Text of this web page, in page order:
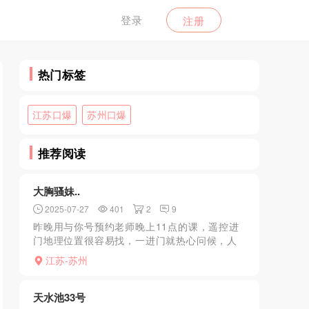
登录 注册
热门标签
江苏口爆 苏州口爆
推荐阅读
大胸骚妹..
2025-07-27 401 2 9
昨晚用与你号预约老师晚上11点的课，遥控进
门地理位置很容易找，一进门就热心问候，人
长得很有韵味，感觉是熟女界的天花板，和照
片比相差不大，是我喜欢的成熟风，身材的话
江苏-苏州
天水池33号